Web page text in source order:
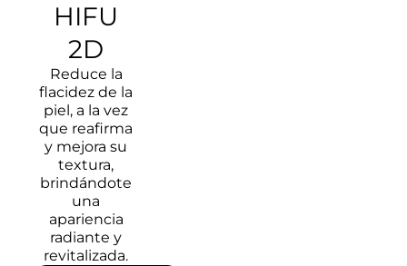
HIFU
2D
Reduce la
flacidez de la
piel, a la vez
que reafirma
y mejora su
textura,
brindándote
una
apariencia
radiante y
revitalizada.